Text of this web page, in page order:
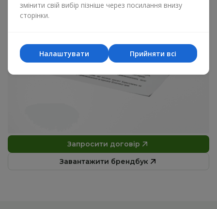
змінити свій вибір пізніше через посилання внизу
сторінки.
Прийняти всі
Налаштувати
Запросити договір
Завантажити брендбук